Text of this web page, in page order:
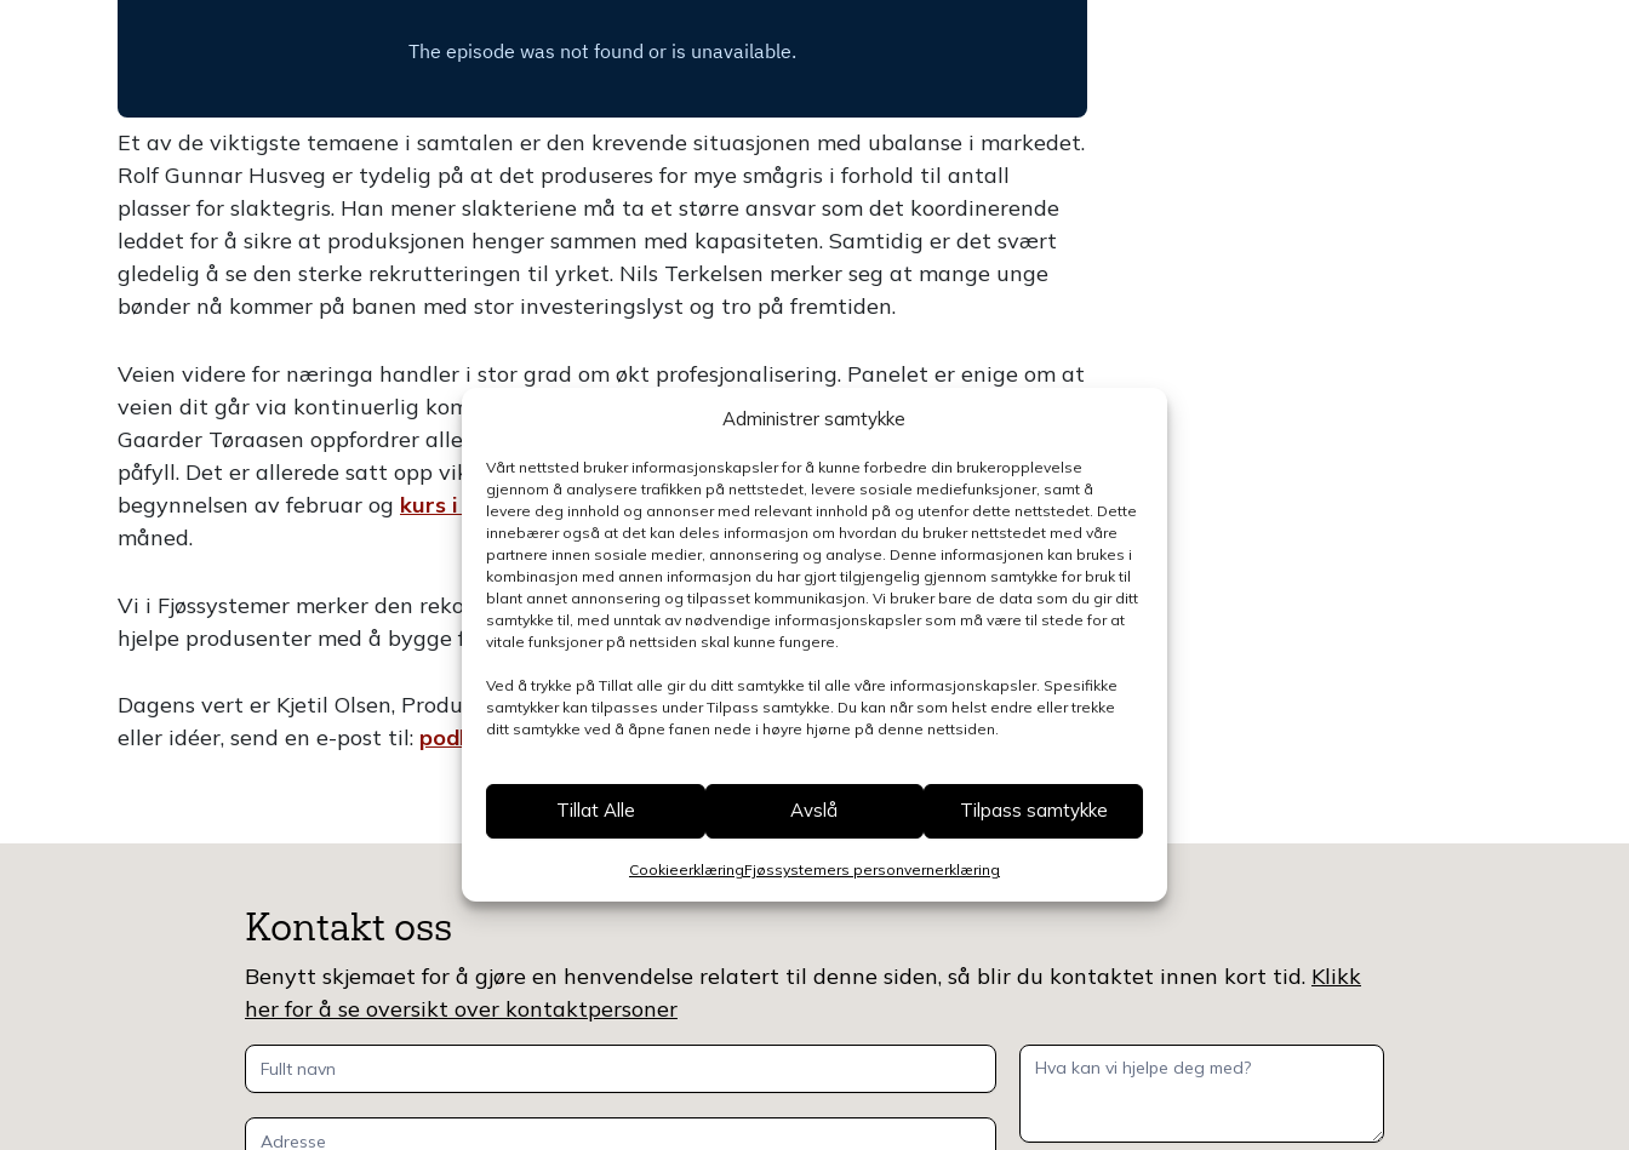
Administrer samtykke
Vårt nettsted bruker informasjonskapsler for å kunne forbedre din brukeropplevelse
gjennom å analysere trafikken på nettstedet, levere sosiale mediefunksjoner, samt å
levere deg innhold og annonser med relevant innhold på og utenfor dette nettstedet. Dette
innebærer også at det kan deles informasjon om hvordan du bruker nettstedet med våre
partnere innen sosiale medier, annonsering og analyse. Denne informasjonen kan brukes i
kombinasjon med annen informasjon du har gjort tilgjengelig gjennom samtykke for bruk til
blant annet annonsering og tilpasset kommunikasjon. Vi bruker bare de data som du gir ditt
samtykke til, med unntak av nødvendige informasjonskapsler som må være til stede for at
vitale funksjoner på nettsiden skal kunne fungere.
Ved å trykke på Tillat alle gir du ditt samtykke til alle våre informasjonskapsler. Spesifikke
samtykker kan tilpasses under Tilpass samtykke. Du kan når som helst endre eller trekke
ditt samtykke ved å åpne fanen nede i høyre hjørne på denne nettsiden.
Tillat Alle Avslå Tilpass samtykke
CookieerklæringFjøssystemers personvernerklæring
Et av de viktigste temaene i samtalen er den krevende situasjonen med ubalanse i markedet.
Rolf Gunnar Husveg er tydelig på at det produseres for mye smågris i forhold til antall
plasser for slaktegris. Han mener slakteriene må ta et større ansvar som det koordinerende
leddet for å sikre at produksjonen henger sammen med kapasiteten. Samtidig er det svært
gledelig å se den sterke rekrutteringen til yrket. Nils Terkelsen merker seg at mange unge
bønder nå kommer på banen med stor investeringslyst og tro på fremtiden.
Veien videre for næringa handler i stor grad om økt profesjonalisering. Panelet er enige om at
veien dit går via kontinuerlig kompetanseheving for både nye og erfarne produsenter. Gyda
Gaarder Tøraasen oppfordrer alle til å benytte seg av
for å få nødvendig faglig
påfyll. Det er allerede satt opp viktige kurs på nyåret, medkurs i driftsledelsepå Hamar i
begynnelsen av februar og kurs i smågrisproduksjonpå Sola i Rogaland senere samme
måned.
Vi i Fjøssystemer merker den rekordhøye interessen for nye slaktegrishus og står klare til å
hjelpe produsenter med å bygge for fremtiden.
Dagens vert er Kjetil Olsen, Produktleder i Fjøssystemer Gruppen. Har du spørsmål, innspill
eller idéer, send en e-post til: podkast@fjossystemer.no
Kontakt oss
Benytt skjemaet for å gjøre en henvendelse relatert til denne siden, så blir du kontaktet innen kort tid. Klikk
her for å se oversikt over kontaktpersoner
Kontakt
oss